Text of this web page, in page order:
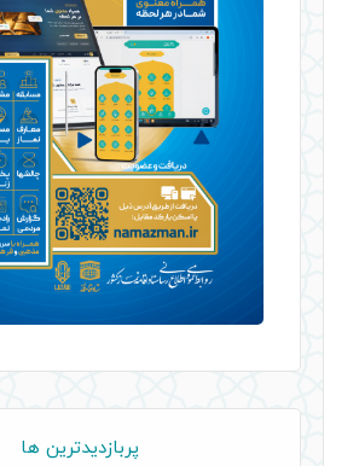
پربازدیدترین ها